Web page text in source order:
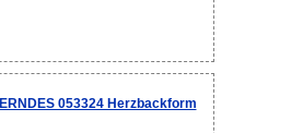
053324 Herzbackform